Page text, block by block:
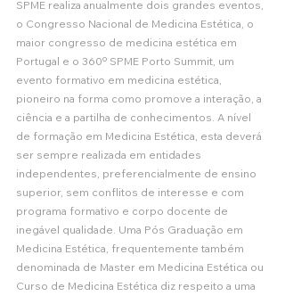
SPME realiza anualmente dois grandes eventos,
o Congresso Nacional de Medicina Estética, o
maior congresso de medicina estética em
Portugal e o 360º SPME Porto Summit, um
evento formativo em medicina estética,
pioneiro na forma como promove a interação, a
ciência e a partilha de conhecimentos. A nível
de formação em Medicina Estética, esta deverá
ser sempre realizada em entidades
independentes, preferencialmente de ensino
superior, sem conflitos de interesse e com
programa formativo e corpo docente de
inegável qualidade. Uma Pós Graduação em
Medicina Estética, frequentemente também
denominada de Master em Medicina Estética ou
Curso de Medicina Estética diz respeito a uma